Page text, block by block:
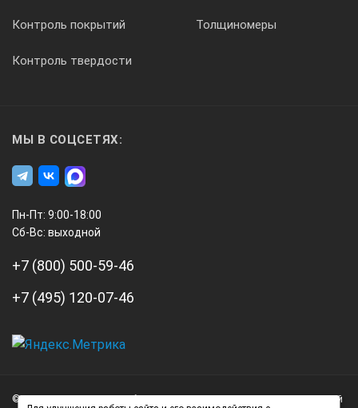
285х230х260
Масса блока управления с насосной станцией, кг, не более
8,7
Контроль покрытий Толщиномеры
Контроль твердости
МЫ В СОЦСЕТЯХ:
Пн-Пт: 9:00-18:00
Сб-Вс: выходной
+7 (800) 500-59-46
+7 (495) 120-07-46
Нагорный
© 2026 А3 Инжиниринг Обращаем Ваше внимание на то, что данный